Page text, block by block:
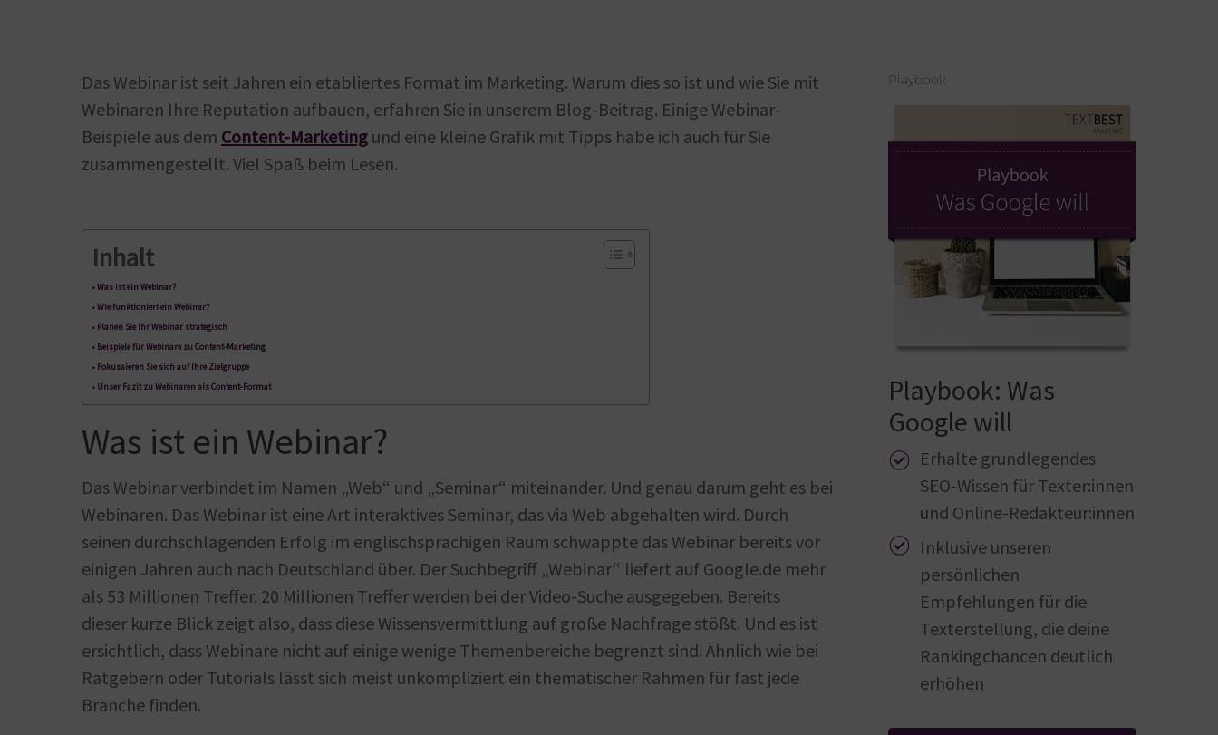
Das Webinar ist seit Jahren ein etabliertes Format im Marketing. Warum dies so ist und wie Sie mit
Webinaren Ihre Reputation aufbauen, erfahren Sie in unserem Blog-Beitrag. Einige Webinar-
Beispiele aus dem Content-Marketing und eine kleine Grafik mit Tipps habe ich auch für Sie
zusammengestellt. Viel Spaß beim Lesen.
Inhalt
Was ist ein Webinar?
Wie funktioniert ein Webinar?
Planen Sie Ihr Webinar strategisch
Beispiele für Webinare zu Content-Marketing
Fokussieren Sie sich auf Ihre Zielgruppe
Unser Fazit zu Webinaren als Content-Format
Was ist ein Webinar?
Das Webinar verbindet im Namen „Web“ und „Seminar“ miteinander. Und genau darum geht es bei
Webinaren. Das Webinar ist eine Art interaktives Seminar, das via Web abgehalten wird. Durch
seinen durchschlagenden Erfolg im englischsprachigen Raum schwappte das Webinar bereits vor
einigen Jahren auch nach Deutschland über. Der Suchbegriff „Webinar“ liefert auf Google.de mehr
als 53 Millionen Treffer. 20 Millionen Treffer werden bei der Video-Suche ausgegeben. Bereits
dieser kurze Blick zeigt also, dass diese Wissensvermittlung auf große Nachfrage stößt. Und es ist
ersichtlich, dass Webinare nicht auf einige wenige Themenbereiche begrenzt sind. Ähnlich wie bei
Ratgebern oder Tutorials lässt sich meist unkompliziert ein thematischer Rahmen für fast jede
Branche finden.
Playbook
Playbook: Was
Google will
Erhalte grundlegendes
SEO-Wissen für Texter:innen
und Online-Redakteur:innen
Inklusive unseren
persönlichen
Empfehlungen für die
Texterstellung, die deine
Rankingchancen deutlich
erhöhen